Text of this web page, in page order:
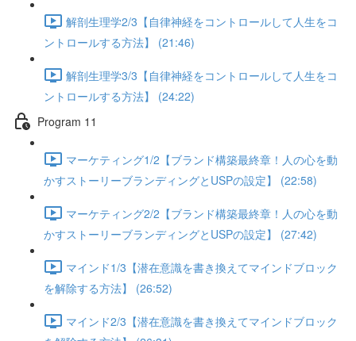
解剖生理学2/3【自律神経をコントロールして人生をコ
ントロールする方法】 (21:46)
解剖生理学3/3【自律神経をコントロールして人生をコ
ントロールする方法】 (24:22)
Program 11
マーケティング1/2【ブランド構築最終章！人の心を動
かすストーリーブランディングとUSPの設定】 (22:58)
マーケティング2/2【ブランド構築最終章！人の心を動
かすストーリーブランディングとUSPの設定】 (27:42)
マインド1/3【潜在意識を書き換えてマインドブロック
を解除する方法】 (26:52)
マインド2/3【潜在意識を書き換えてマインドブロック